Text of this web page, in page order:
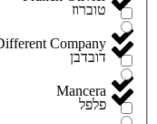
Company
Mancera
טוברוז
דובדבן
פלפל